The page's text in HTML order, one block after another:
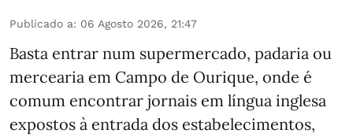
Publicado a: 06 Agosto 2026, 21:47
Basta entrar num supermercado, padaria ou
mercearia em Campo de Ourique, onde é
comum encontrar jornais em língua inglesa
expostos à entrada dos estabelecimentos,